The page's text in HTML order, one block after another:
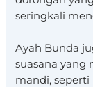
seringkali
Ayah Bunda
suasana yang
mandi, seperti